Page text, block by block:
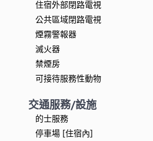
住宿外部閉路電視
公共區域閉路電視
煙霧警報器
滅火器
禁煙房
可接待服務性動物
交通服務/設施
的士服務
停車場 [住宿內]